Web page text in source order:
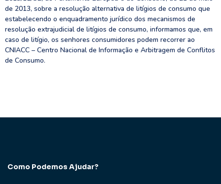
de 2013, sobre a resolução alternativa de litígios de consumo que
estabelecendo o enquadramento jurídico dos mecanismos de
resolução extrajudicial de litígios de consumo, informamos que, em
caso de litígio, os senhores consumidores podem recorrer ao
CNIACC – Centro Nacional de Informação e Arbitragem de Conflitos
de Consumo.
Como Podemos Ajudar?